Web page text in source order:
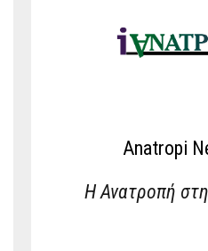
Anatropi
Η Ανατροπή